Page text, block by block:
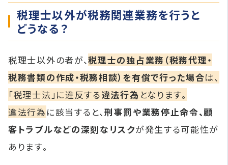
税理士以外が税務関連業務を行うと
どうなる？
税理士以外の者が、税理士の独占業務（税務代理・
税務書類の作成・税務相談）を有償で行った場合は、
「税理士法」に違反する違法行為 となります。
違法行為 に該当すると、刑事罰や業務停止命令、顧
客トラブルなどの深刻なリスクが発生する可能性が
あります。